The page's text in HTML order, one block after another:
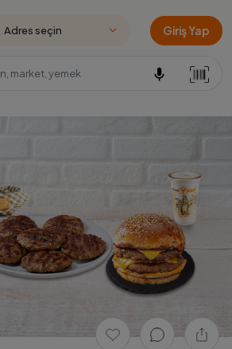
Adres seçin Giriş Yap